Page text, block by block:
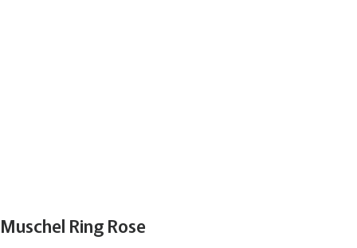
Muschel Ring Rose